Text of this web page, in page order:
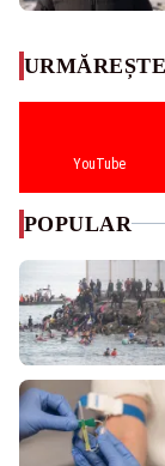
YouTube
POPULAR